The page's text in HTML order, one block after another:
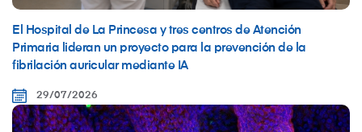
El Hospital de La Princesa y tres centros de Atención
Primaria lideran un proyecto para la prevención de la
fibrilación auricular mediante IA
29/07/2026